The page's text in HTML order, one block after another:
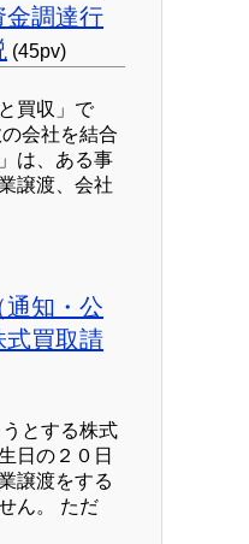
金調達行
(45pv)
買収」で
会社を結合
は、ある事
譲渡、会社
知・公
式買取請
とする株式
日の２０日
譲渡をする
ん。 ただ